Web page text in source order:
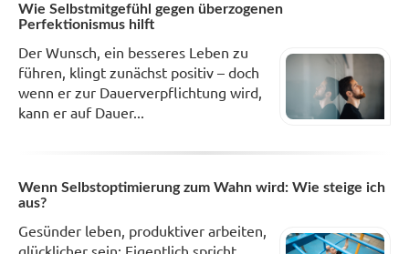
Wie Selbstmitgefühl gegen überzogenen
Perfektionismus hilft
Der Wunsch, ein besseres Leben zu
führen, klingt zunächst positiv – doch
wenn er zur Dauerverpflichtung wird,
kann er auf Dauer...
Wenn Selbstoptimierung zum Wahn wird: Wie steige ich
aus?
Gesünder leben, produktiver arbeiten,